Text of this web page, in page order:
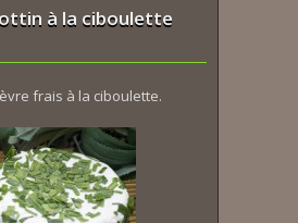
à la ciboulette
frais à la ciboulette.